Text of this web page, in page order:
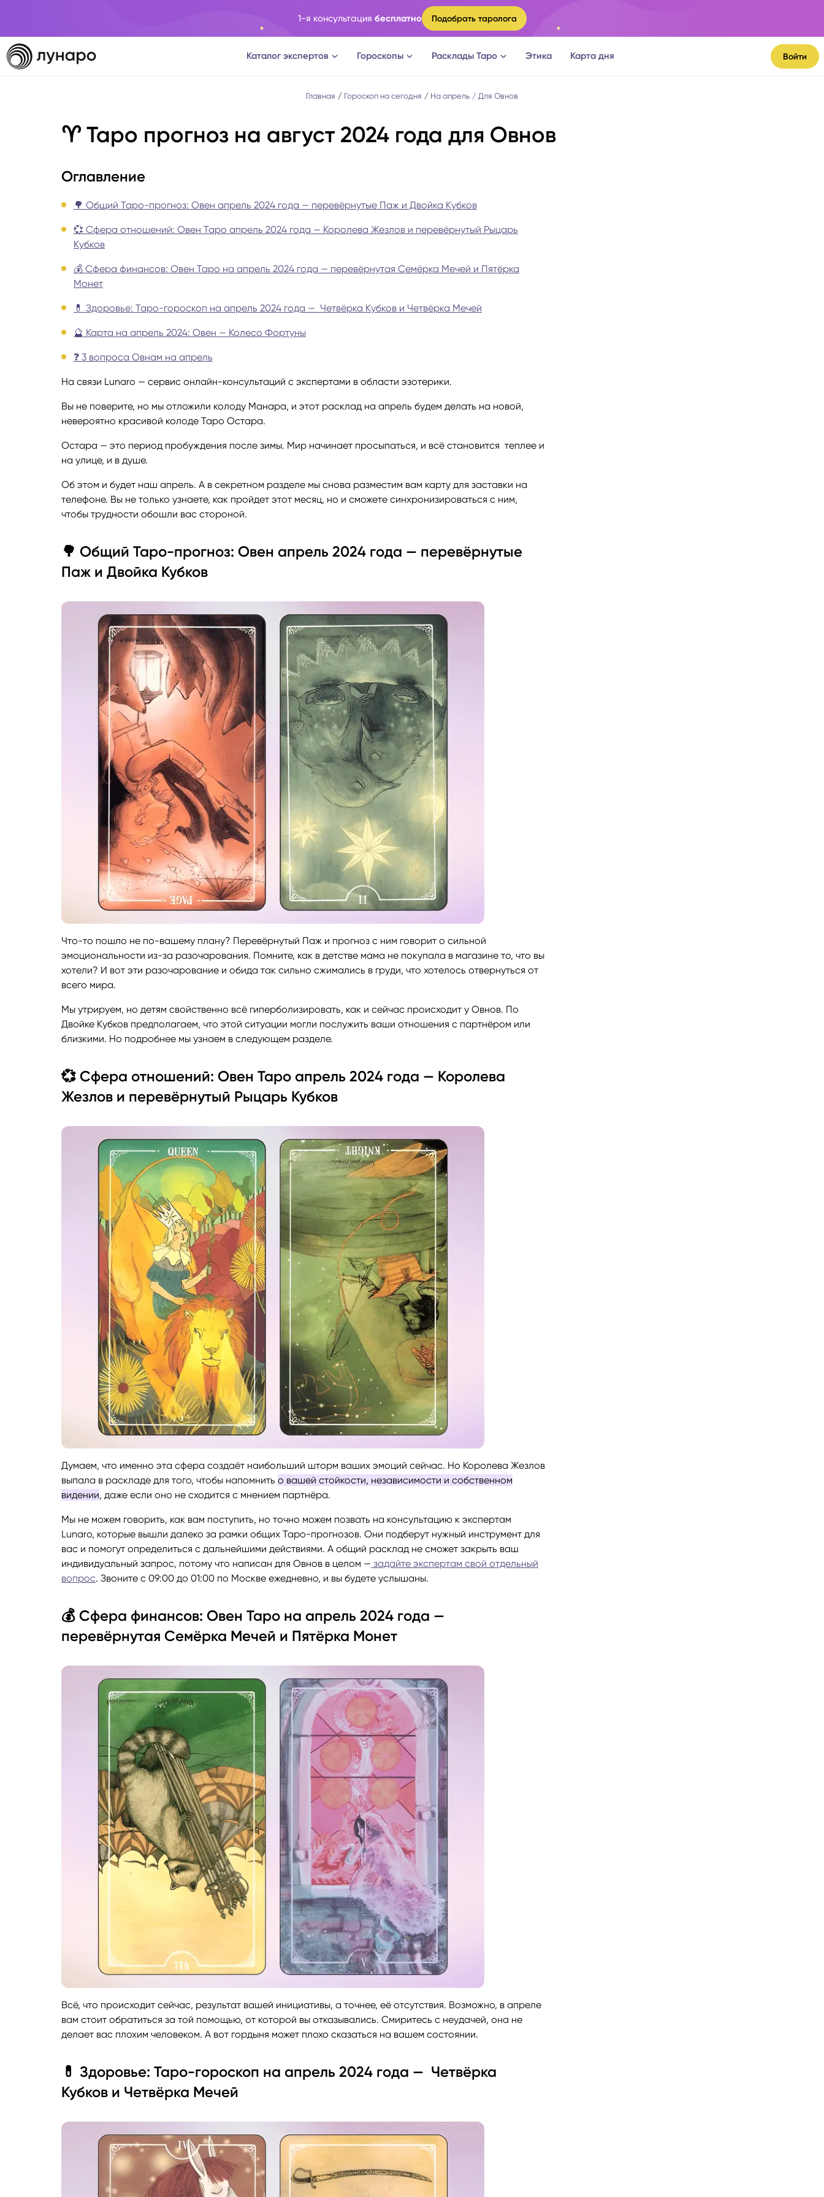
1-я консультация бесплатно Подобрать таролога
Каталог экспертов
Астрологи
Матрица судьбы
Расстановки
Психологическое консультирование
Рунологи
Чакрологи
Гороскопы
Овен
Телец
Лев
Дева
Весы
Козерог
Расклады Таро
Расклад Таро на судьбу
Расклад Таро на измену
Расклад Таро на мужчину
Расклад Таро на женщину
Расклад Таро на будущее
Расклад Таро «Да-Нет»
Расклад Таро на неделю
Этика Карта дня Войти
Главная Гороскоп на сегодня На апрель Для Овнов
♈️ Таро прогноз на август 2024 года для Овнов
Оглавление
🌳 Общий Таро-прогноз: Овен апрель 2024 года — перевёрнутые Паж и Двойка Кубков
💞 Сфера отношений: Овен Таро апрель 2024 года — Королева Жезлов и перевёрнутый Рыцарь
Кубков
💰 Сфера финансов: Овен Таро на апрель 2024 года — перевёрнутая Семёрка Мечей и Пятёрка
Монет
💊 Здоровье: Таро-гороскоп на апрель 2024 года — Четвёрка Кубков и Четвёрка Мечей
🔮 Карта на апрель 2024: Овен — Колесо Фортуны
❓ 3 вопроса Овнам на апрель
На связи Lunaro — сервис онлайн-консультаций с экспертами в области эзотерики.
Вы не поверите, но мы отложили колоду Манара, и этот расклад на апрель будем делать на новой,
невероятно красивой колоде Таро Остара.
Остара — это период пробуждения после зимы. Мир начинает просыпаться, и всё становится теплее и
на улице, и в душе.
Об этом и будет наш апрель. А в секретном разделе мы снова разместим вам карту для заставки на
телефоне. Вы не только узнаете, как пройдет этот месяц, но и сможете синхронизироваться с ним,
чтобы трудности обошли вас стороной.
🌳 Общий Таро-прогноз: Овен апрель 2024 года — перевёрнутые
Паж и Двойка Кубков
Что-то пошло не по-вашему плану? Перевёрнутый Паж и прогноз с ним говорит о сильной
эмоциональности из-за разочарования. Помните, как в детстве мама не покупала в магазине то, что вы
хотели? И вот эти разочарование и обида так сильно сжимались в груди, что хотелось отвернуться от
всего мира.
Мы утрируем, но детям свойственно всё гиперболизировать, как и сейчас происходит у Овнов. По
Двойке Кубков предполагаем, что этой ситуации могли послужить ваши отношения с партнёром или
близкими. Но подробнее мы узнаем в следующем разделе.
💞 Сфера отношений: Овен Таро апрель 2024 года — Королева
Жезлов и перевёрнутый Рыцарь Кубков
Думаем, что именно эта сфера создаёт наибольший шторм ваших эмоций сейчас. Но Королева Жезлов
выпала в раскладе для того, чтобы напомнить о вашей стойкости, независимости и собственном
видении, даже если оно не сходится с мнением партнёра.
Мы не можем говорить, как вам поступить, но точно можем позвать на консультацию к экспертам
Lunaro, которые вышли далеко за рамки общих Таро-прогнозов. Они подберут нужный инструмент для
вас и помогут определиться с дальнейшими действиями. А общий расклад не сможет закрыть ваш
индивидуальный запрос, потому что написан для Овнов в целом — задайте экспертам свой отдельный
вопрос. Звоните с 09:00 до 01:00 по Москве ежедневно, и вы будете услышаны.
💰 Сфера финансов: Овен Таро на апрель 2024 года —
перевёрнутая Семёрка Мечей и Пятёрка Монет
Всё, что происходит сейчас, результат вашей инициативы, а точнее, её отсутствия. Возможно, в апреле
вам стоит обратиться за той помощью, от которой вы отказывались. Смиритесь с неудачей, она не
делает вас плохим человеком. А вот гордыня может плохо сказаться на вашем состоянии.
💊 Здоровье: Таро-гороскоп на апрель 2024 года — Четвёрка
Кубков и Четвёрка Мечей